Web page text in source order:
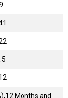
Months and